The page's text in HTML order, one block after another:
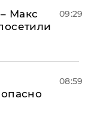
Макс
09:29
08:59